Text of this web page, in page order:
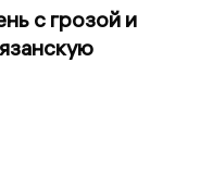
с грозой и